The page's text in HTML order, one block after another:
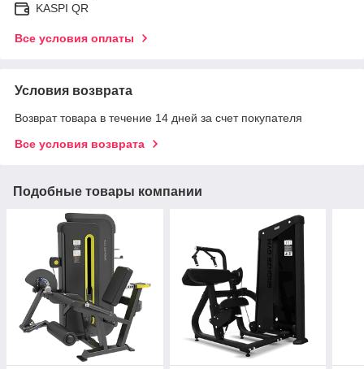
KASPI QR
Все условия оплаты
Условия возврата
Возврат товара в течение 14 дней за счет покупателя
Все условия возврата
Подобные товары компании